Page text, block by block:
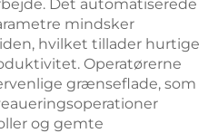
Det automatiserede
mindsker
hvilket tillader hurtige
Operatørerne
grænseflade, som
og gemte